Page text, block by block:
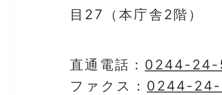
目27（本庁舎2階）
直通電話： 0244-
ファクス： 0244-